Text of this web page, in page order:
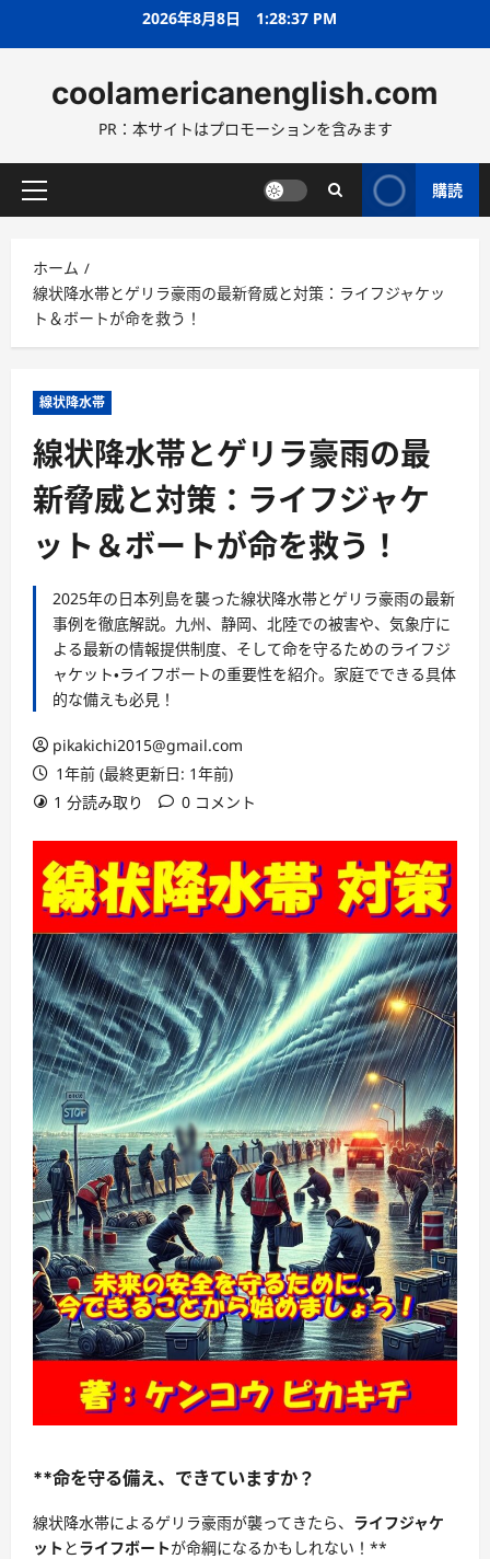
ス
ッ
2026年8月8日 1:28:38 PM
coolamericanenglish.com
PR：本サイトはプロモーションを含みます
メ
メ
ニ
ュ
ー
購読
ホーム
線状降水帯とゲリラ豪雨の最新脅威と対策：ライフジャケッ
ト＆ボートが命を救う！
線状降水帯
線状降水帯とゲリラ豪雨の最
新脅威と対策：ライフジャケ
ット＆ボートが命を救う！
2025年の日本列島を襲った線状降水帯とゲリラ豪雨の最新
事例を徹底解説。九州、静岡、北陸での被害や、気象庁に
よる最新の情報提供制度、そして命を守るためのライフジ
ャケット・ライフボートの重要性を紹介。家庭でできる具体
的な備えも必見！
pikakichi2015@gmail.com
1年前 (最終更新日: 1年前)
1 分読み取り
0 コメント
**命を守る備え、できていますか？
線状降水帯によるゲリラ豪雨が襲ってきたら、 ライフジャケ
ット とライフボートが命綱になるかもしれない！**